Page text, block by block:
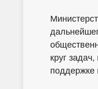
круг
поддержке